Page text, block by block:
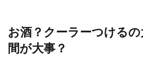
お酒？クーラーつける
間が大事？